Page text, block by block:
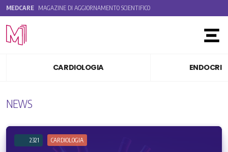
MEDCARE MAGAZINE DI AGGIORNAMENTO SCIENTIFICO
CARDIOLOGIA
NEWS
2321 CARDIOLOGIA